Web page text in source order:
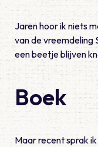
Jaren hoor ik niets
van de vreemdeling
een beetje blijven
Boek
Maar recent sprak